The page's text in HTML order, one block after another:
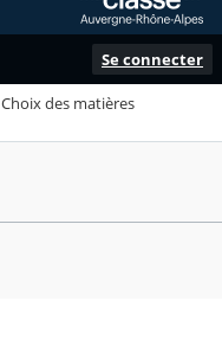
Se connecter
Choix des matières